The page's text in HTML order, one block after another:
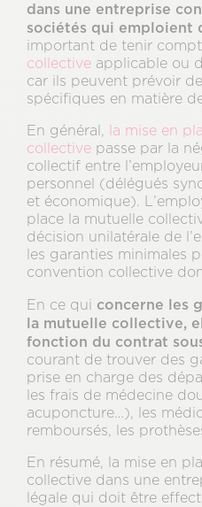
dans une entreprise
sociétés qui emploient
important de tenir
collective applicable ou
car ils peuvent prévoir
spécifiques en matière
En général,
la mise en
collective passe par la
collectif entre
personnel (délégués
et économique).
place la mutuelle
décision unilatérale de
les garanties minimales
convention collective
En ce qui concerne les
la mutuelle collective,
fonction du contrat
courant de trouver des
prise en charge des
les frais de médecine
acuponcture…), les
remboursés, les
En résumé, la mise en
collective dans une
légale qui doit être